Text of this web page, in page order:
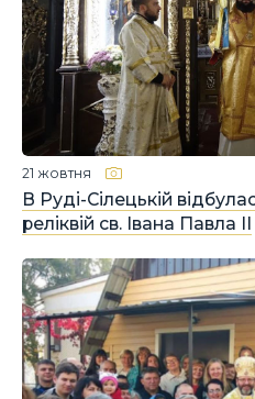
В Руді-Сілецькій
реліквій св. Івана Павла ІІ
21 жовтня